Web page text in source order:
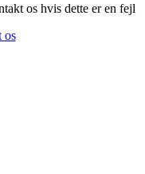
os hvis dette er en fejl
os